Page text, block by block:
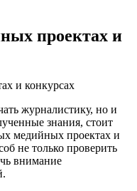
проектах и
и конкурсах
журналистику, но и
знания, стоит
медийных проектах и
не только проверить
внимание